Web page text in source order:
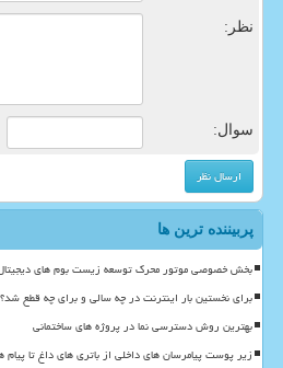
نظر:
سوال:
پربیننده ترین ها
بخش خصوصی موتور محرک توسعه زیست بوم های
برای نخستین بار اینترنت در چه سالی و برای چه قطع شد؟
بهترین روش دسترسی نما در پروژه های ساختمانی
زیر پوست پیامرسان های داخلی از باتری های داغ تا